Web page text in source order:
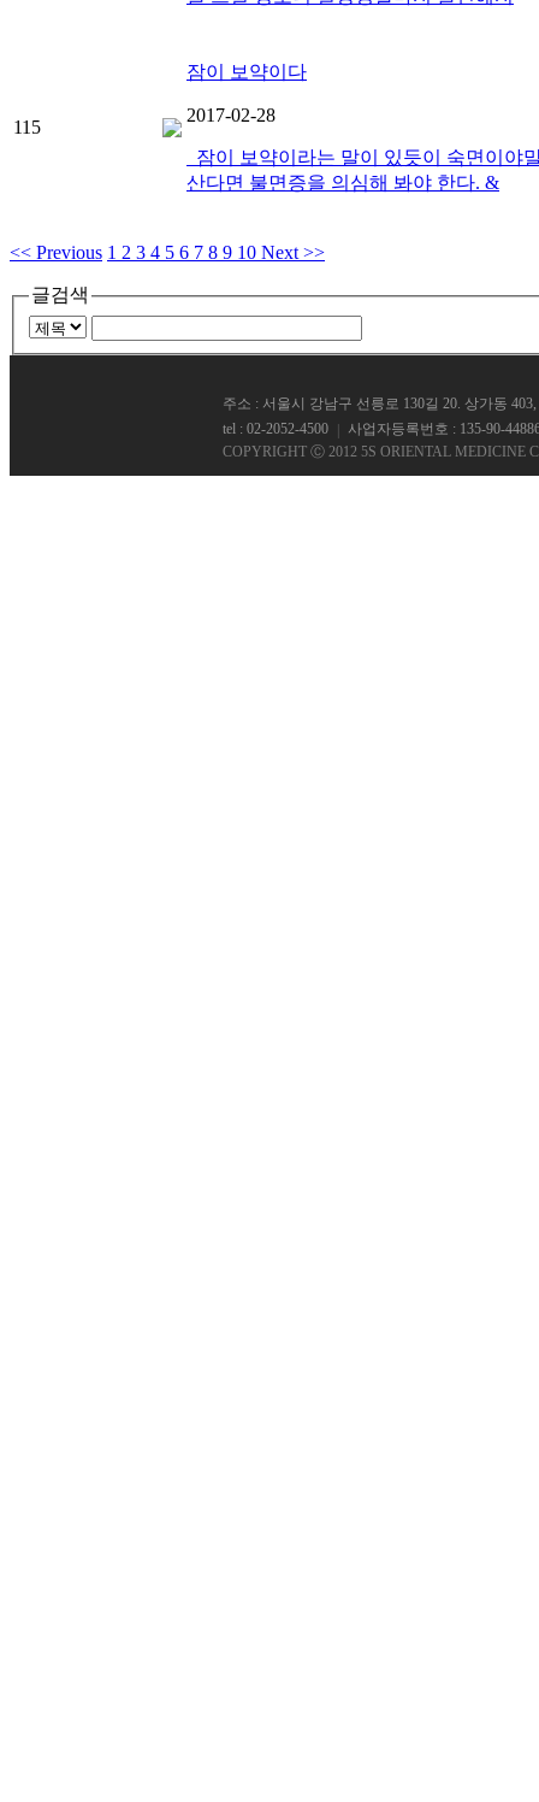
115
잠이 보약이다
2017-02-28
잠이 보약이라는 말이 있듯이 숙면이야
산다면 불면증을 의심해 봐야 한다. &
<< Previous 1 2 3 4 5 6 7 8 9 10 Next >>
글검색
주소 : 서울시 강남구 선릉로 130길 20. 상가동
tel : 02-2052-4500
사업자등록번호 : 135-90-
COPYRIGHT Ⓒ 2012 5S ORIENTAL MEDICINE